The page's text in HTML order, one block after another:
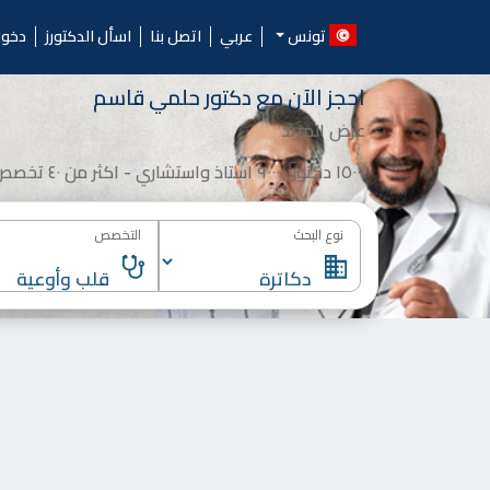
الدكتورز.. احجز موعد مع
اسأل الدكتورز اتصل بنا عربي
احجز الآن معدكتورحلمي قاسم
عرض المزيد
١٥٠٠٠ دكتور -٩٠٠٠ استاذ واستشاري - اكثر من ٤٠ تخصص
نوع البحث التخصص